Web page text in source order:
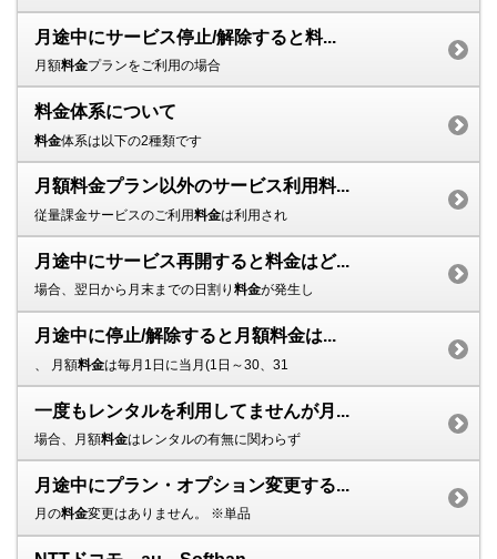
月途中にサービス停止/解除すると料...
月額料金プランをご利用の場合
料金体系について
料金体系は以下の2種類です
月額料金プラン以外のサービス利用料...
従量課金サービスのご利用料金は利用され
月途中にサービス再開すると料金はど...
場合、翌日から月末までの日割り 料金が発生し
月途中に停止/解除すると月額料金は...
、 月額料金は毎月1日に当月(1日～30、31
一度もレンタルを利用してませんが月...
場合、月額料金はレンタルの有無に関わらず
月途中にプラン・オプション変更する...
月の料金変更はありません。 ※単品